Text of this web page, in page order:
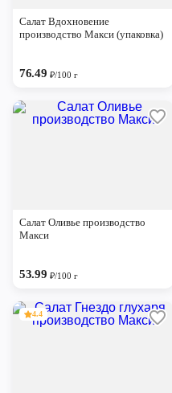
Салат Вдохновение
производство Макси (упаковка)
76.49₽/100 г
Салат Оливье производство
Макси
53.99₽/100 г
4.4